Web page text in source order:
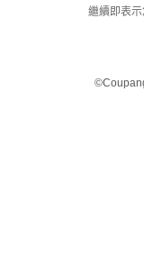
繼續即表